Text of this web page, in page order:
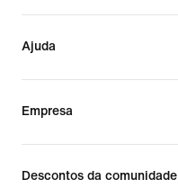
Ajuda
Empresa
Descontos da comunidade